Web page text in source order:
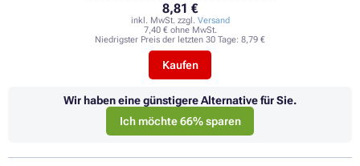
8,81 €
inkl. MwSt. zzgl. Versand
7,40 € ohne MwSt.
Niedrigster Preis der letzten 30 Tage: 8,79 €
Kaufen
Wir haben eine günstigere Alternative für Sie.
Ich möchte 66% sparen